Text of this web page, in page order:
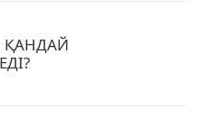
ҚАНДАЙ